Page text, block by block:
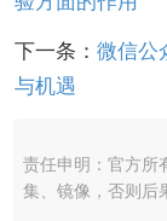
下一条： 微信公
与机遇
责任申明：官方所
集、镜像，否则后